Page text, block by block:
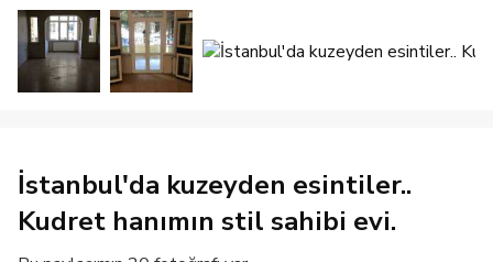
İstanbul'da kuzeyden esintiler..
Kudret hanımın stil sahibi evi.